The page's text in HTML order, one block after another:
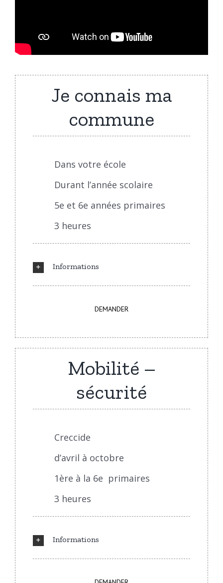
Je connais ma
commune
Dans votre école
Durant l’année scolaire
5e et 6e années primaires
3 heures
Informations
DEMANDER
Mobilité –
sécurité
Creccide
d’avril à octobre
1ère à la 6e primaires
3 heures
Informations